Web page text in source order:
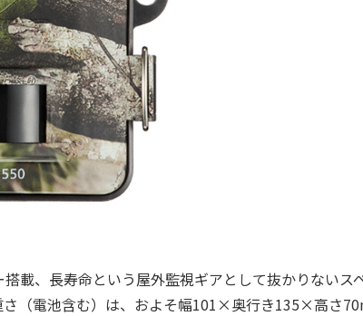
載、長寿命という屋外監視ギアとして抜かりないス
さ（電池含む）は、およそ幅101×奥行き135×高さ